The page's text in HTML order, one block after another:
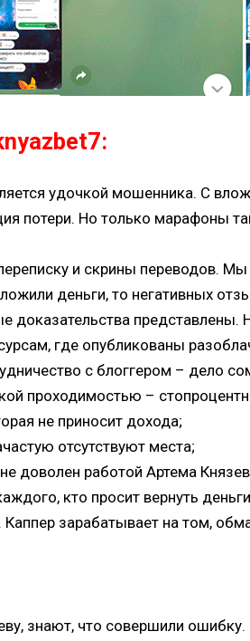
удочкой мошенника. С
потери. Но только марафоны
и скрины переводов. Мы
деньги, то негативных
доказательства
где опубликованы
с блоггером – дело
проходимостью –
не приносит дохода;
отсутствуют места;
доволен работой Артема
кто просит вернуть
зарабатывает на том,
знают, что совершили